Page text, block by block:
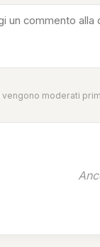
vengono moderati